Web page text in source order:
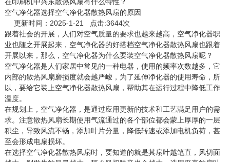
空气净化器选择空气净化器散热风扇的原因
更新时间：2025-1-21 点击:3644次
跟着社会的开展，人们对空气质量的要求也越来越高，空气净化器职
业也随之开展起来，空气净化器的好搭档空气净化器散热风扇也跟着
开展以来，那么，空气净化器为什么要装空气净化器散热风扇呢？
空气净化器是人们家居中常见的一种电器，使用的频率次数越多，它
内部的散热风扇磨损度就会越严峻，为了延伸净化器的使用寿命，所
以，要给它装上空气净化器散热风扇，帮助其在运行过程中降低工作
温度。
在规划上，空气净化器，是通过应用更新的技术和工艺满足用户的需
求。注意散热风扇长期使用气流通过的各个部位都会蒙上厚厚的一层
积尘，导致风流不畅，添加叶片分量，降低转速或添加电机负荷，甚
至会形成电扇损坏。
在选择空气净化器散热风扇时，要知道的就是其扇叶越笔直，风切面